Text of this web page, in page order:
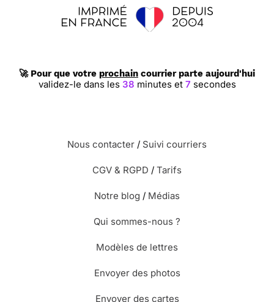
a été respecté et le délai d'envoi excellent.
⭐⭐⭐⭐⭐ Le 25/11/2020 : Génial
ne soit pas en anglais !
Le 16/09/2020 : J 'aime et je pense que
ma petite fille va adorer
🚀 Pour que votre prochain courrier parte aujourd'hui
validez-le dans les 38 minutes et 6 secondes
Nous contacter / Suivi courriers
CGV & RGPD / Tarifs
Notre blog / Médias
Qui sommes-nous ?
Modèles de lettres
Envoyer des photos
Envoyer des cartes